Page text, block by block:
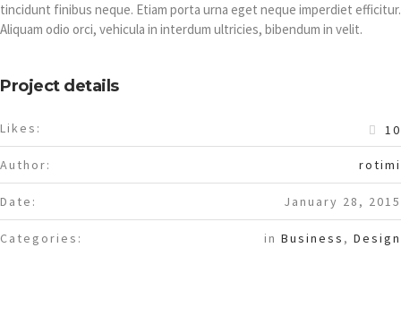
tincidunt finibus neque. Etiam porta urna eget neque imperdiet efficitur.
Aliquam odio orci, vehicula in interdum ultricies, bibendum in velit.
Project details
Likes: 10
Author: rotimi
Date: January 28, 2015
Categories: in Business , Design